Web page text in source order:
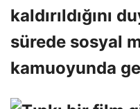
kaldırıldığını
sürede sosyal
kamuoyunda